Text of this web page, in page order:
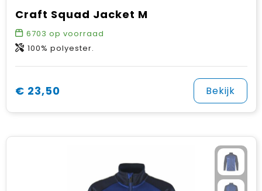
Craft Squad Jacket M
6703 op voorraad
100% polyester.
€ 23,50 Bekijk